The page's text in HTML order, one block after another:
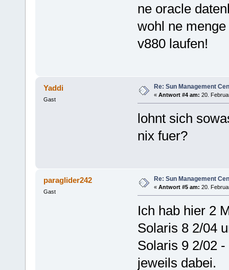
ne oracle
wohl ne
v880 laufen!
Yaddi
Gast
Re: Sun Management
« Antwort #4 am: 20.
lohnt sich
nix fuer?
paraglider242
Gast
Re: Sun Management
« Antwort #5 am: 20.
Ich hab hier 2
Solaris 8 2/04
Solaris 9 2/02
jeweils dabei.